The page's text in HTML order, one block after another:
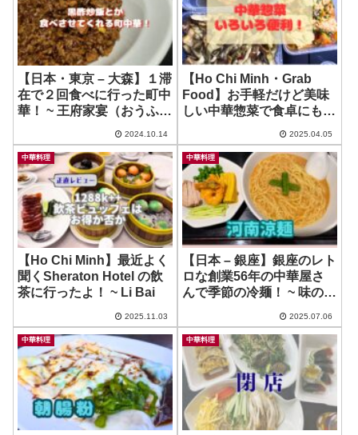
【日本・東京 – 大森】１滞
在で２回食べに行った町中
華！ ~ 王府家宴（おうふか
2024.10.14
【Ho Chi Minh・Grab
Food】お手軽だけど美味
しい中華惣菜で食卓にもう
Restaurant
2025.04.05
中華料理
【Ho Chi Minh】最近よく
聞くSheraton Hotel の飲
茶に行ったよ！ ~ Li Bai
2025.11.03
中華料理
【日本 – 銀座】銀座のレト
ロな創業56年の中華屋さ
んで季節の冷麺！ ~ 味の中
2025.07.06
中華料理 中華料理